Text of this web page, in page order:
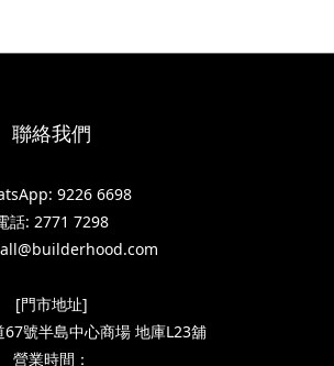
聯絡我們
9226 6698
話: 2771 7298
[門市地址]
號半島中心商場 地庫L23舖
營業時間：